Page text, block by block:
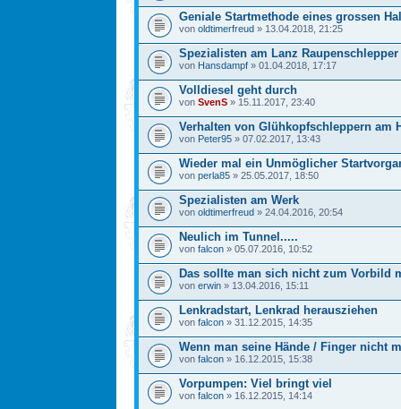
Geniale Startmethode eines grossen
von oldtimerfreud » 13.04.2018, 21:25
Spezialisten am Lanz Raupenschlepper
von Hansdampf » 01.04.2018, 17:17
Volldiesel geht durch
von SvenS » 15.11.2017, 23:40
Verhalten von Glühkopfschleppern am
von Peter95 » 07.02.2017, 13:43
Wieder mal ein Unmöglicher
von perla85 » 25.05.2017, 18:50
Spezialisten am Werk
von oldtimerfreud » 24.04.2016, 20:54
Neulich im Tunnel.....
von falcon » 05.07.2016, 10:52
Das sollte man sich nicht zum Vorbild
von erwin » 13.04.2016, 15:11
Lenkradstart, Lenkrad herausziehen
von falcon » 31.12.2015, 14:35
Wenn man seine Hände / Finger nicht
von falcon » 16.12.2015, 15:38
Vorpumpen: Viel bringt viel
von falcon » 16.12.2015, 14:14